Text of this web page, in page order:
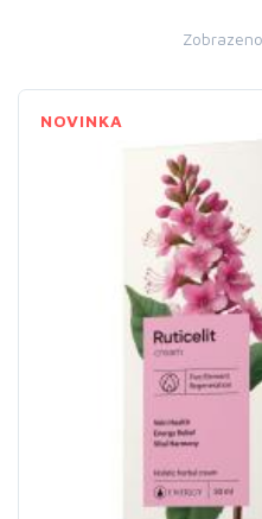
Croton lechleri), jež zajišťují
Krémy Pentagramu® jsou
hlubších vrstev pokožky a
ovlivňují nejen samotnou
energetických drah i
Zobrazeno
NOVINKA